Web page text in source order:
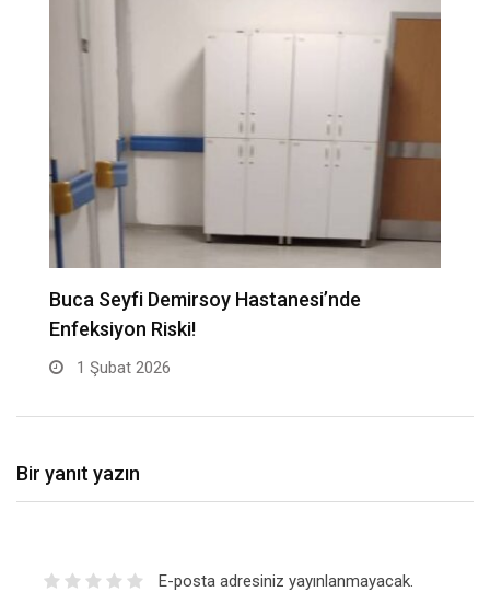
Buca Seyfi Demirsoy Hastanesi’nde
Enfeksiyon Riski!
1 Şubat 2026
Bir yanıt yazın
E-posta adresiniz yayınlanmayacak.